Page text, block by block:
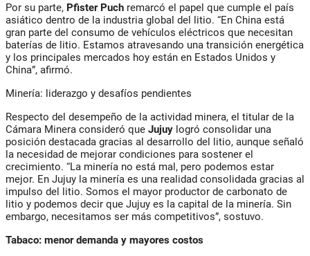
Por su parte, Pfister Puch remarcó el papel que cumple el país
asiático dentro de la industria global del litio. “En China está
gran parte del consumo de vehículos eléctricos que necesitan
baterías de litio. Estamos atravesando una transición energética
y los principales mercados hoy están en Estados Unidos y
China”, afirmó.
Minería: liderazgo y desafíos pendientes
Respecto del desempeño de la actividad minera, el titular de la
Cámara Minera consideró que Jujuy logró consolidar una
posición destacada gracias al desarrollo del litio, aunque señaló
la necesidad de mejorar condiciones para sostener el
crecimiento. “La minería no está mal, pero podemos estar
mejor. En Jujuy la minería es una realidad consolidada gracias al
impulso del litio. Somos el mayor productor de carbonato de
litio y podemos decir que Jujuy es la capital de la minería. Sin
embargo, necesitamos ser más competitivos”, sostuvo.
Tabaco: menor demanda y mayores costos